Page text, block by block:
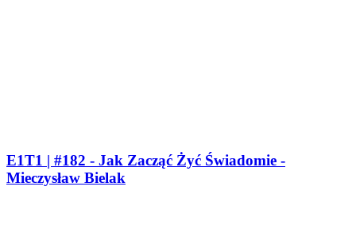
E1T1 | #182 - Jak Zacząć Żyć Świadomie -
Mieczysław Bielak